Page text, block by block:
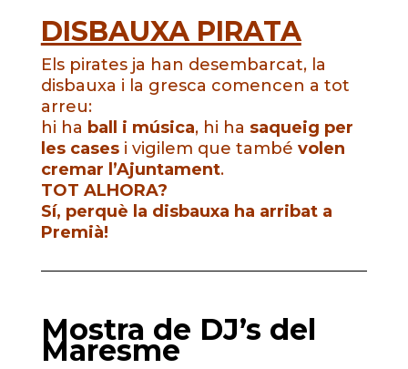
DISBAUXA PIRATA
Els pirates ja han desembarcat, la
disbauxa i la gresca comencen a tot
arreu:
hi ha ball i música, hi ha saqueig per
les casesi vigilem que també volen
cremar l’Ajuntament.
TOT ALHORA?
Sí, perquè la disbauxa ha arribat a
Premià!
Mostra de DJ’s del
Maresme